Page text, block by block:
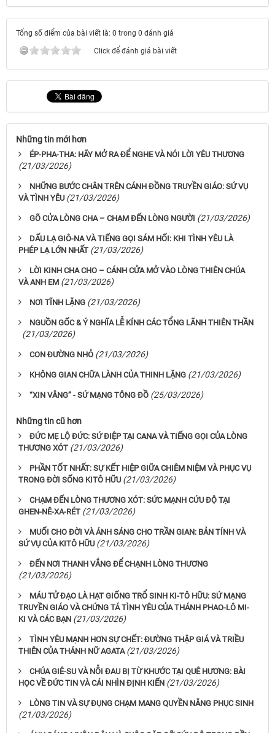
Tổng số điểm của bài viết là: 0 trong 0 đánh giá
Click để đánh giá bài viết
Những tin mới hơn
ÉP-PHA-THA: HÃY MỞ RA ĐỂ NGHE VÀ NÓI LỜI YÊU THƯƠNG
(21/03/2026)
NHỮNG BƯỚC CHÂN TRÊN CÁNH ĐỒNG TRUYỀN GIÁO: SỨ VỤ
VÀ TÌNH YÊU (21/03/2026)
GÕ CỬA LÒNG CHA – CHẠM ĐẾN LÒNG NGƯỜI (21/03/2026)
DẤU LẠ GIÔ-NA VÀ TIẾNG GỌI SÁM HỐI: KHI TÌNH YÊU LÀ
PHÉP LẠ LỚN NHẤT (21/03/2026)
LỜI KINH CHA CHO – CÁNH CỬA MỞ VÀO LÒNG THIÊN CHÚA
VÀ ANH EM (21/03/2026)
NƠI TĨNH LẶNG (21/03/2026)
NGUỒN GỐC & Ý NGHĨA LỄ KÍNH CÁC TỔNG LÃNH THIÊN THẦN
(21/03/2026)
CON ĐƯỜNG NHỎ (21/03/2026)
KHÔNG GIAN CHỮA LÀNH CỦA THINH LẶNG (21/03/2026)
“XIN VÂNG” - SỨ MẠNG TÔNG ĐỒ (25/03/2026)
Những tin cũ hơn
ĐỨC MẸ LỘ ĐỨC: SỨ ĐIỆP TẠI CANA VÀ TIẾNG GỌI CỦA LÒNG
THƯƠNG XÓT (21/03/2026)
PHẦN TỐT NHẤT: SỰ KẾT HIỆP GIỮA CHIÊM NIỆM VÀ PHỤC VỤ
TRONG ĐỜI SỐNG KITÔ HỮU (21/03/2026)
CHẠM ĐẾN LÒNG THƯƠNG XÓT: SỨC MẠNH CỨU ĐỘ TẠI
GHEN-NÊ-XA-RÉT (21/03/2026)
MUỐI CHO ĐỜI VÀ ÁNH SÁNG CHO TRẦN GIAN: BẢN TÍNH VÀ
SỨ VỤ CỦA KITÔ HỮU (21/03/2026)
ĐẾN NƠI THANH VẮNG ĐỂ CHẠNH LÒNG THƯƠNG
(21/03/2026)
MÁU TỬ ĐẠO LÀ HẠT GIỐNG TRỔ SINH KI-TÔ HỮU: SỨ MẠNG
TRUYỀN GIÁO VÀ CHỨNG TÁ TÌNH YÊU CỦA THÁNH PHAO-LÔ MI-
KI VÀ CÁC BẠN (21/03/2026)
TÌNH YÊU MẠNH HƠN SỰ CHẾT: ĐƯỜNG THẬP GIÁ VÀ TRIỀU
THIÊN CỦA THÁNH NỮ AGATA (21/03/2026)
CHÚA GIÊ-SU VÀ NỖI ĐAU BỊ TỪ KHƯỚC TẠI QUÊ HƯƠNG: BÀI
HỌC VỀ ĐỨC TIN VÀ CÁI NHÌN ĐỊNH KIẾN (21/03/2026)
LÒNG TIN VÀ SỰ ĐỤNG CHẠM MANG QUYỀN NĂNG PHỤC SINH
(21/03/2026)